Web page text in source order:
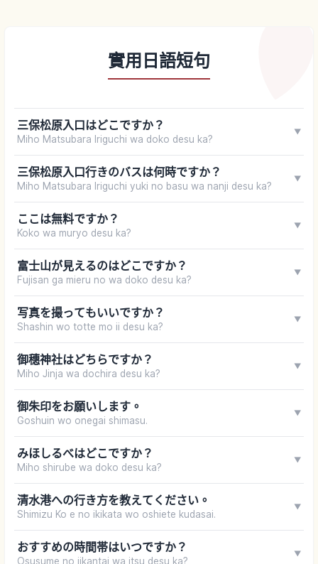
實用日語短句
三保松原入口はどこですか？
Miho Matsubara Iriguchi wa doko desu ka?
▼
三保松原入口行きのバスは何時ですか？
Miho Matsubara Iriguchi yuki no basu wa nanji desu ka?
▼
ここは無料ですか？
Koko wa muryo desu ka?
▼
富士山が見えるのはどこですか？
Fujisan ga mieru no wa doko desu ka?
▼
写真を撮ってもいいですか？
Shashin wo totte mo ii desu ka?
▼
御穗神社はどちらですか？
Miho Jinja wa dochira desu ka?
▼
御朱印をお願いします。
Goshuin wo onegai shimasu.
▼
みほしるべはどこですか？
Miho shirube wa doko desu ka?
▼
清水港への行き方を教えてください。
Shimizu Ko e no ikikata wo oshiete kudasai.
▼
おすすめの時間帯はいつですか？
Osusume no jikantai wa itsu desu ka?
▼